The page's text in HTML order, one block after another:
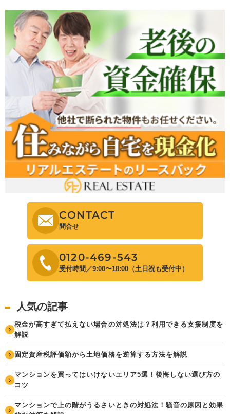
CONTACT
問合せ
0120-469-543
受付時間／9:00〜18:00（土日祝も受付中）
人気の記事
税金が高すぎて払えない場合の対処法は？利用できる支援制度を
解説
固定資産税評価額から土地価格を逆算する方法を解説
マンションを買ってはいけないエリア5選！後悔しない選び方の
コツ
マンションで上の階がうるさいときの対処法！騒音の原因と効果